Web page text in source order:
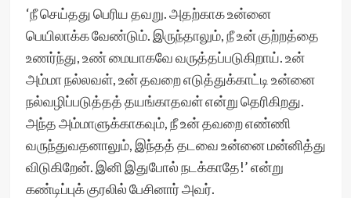
‘நீ செய்தது பெரிய தவறு. அதற்காக உன்னை
பெயிலாக்க வேண்டும். இருந்தாலும், நீ உன் குற்றத்தை
உணர்ந்து, உண் மையாகவே வருத்தப்படுகிறாய். உன்
அம்மா நல்லவள், உன் தவறை எடுத்துக்காட்டி உன்னை
நல்வழிப்படுத்தத் தயங்காதவள் என்று தெரிகிறது.
அந்த அம்மாளுக்காகவும், நீ உன் தவறை எண்ணி
வருந்துவதனாலும், இந்தத் தடவை உன்னை மன்னித்து
விடுகிறேன். இனி இதுபோல் நடக்காதே!’ என்று
கண்டிப்புக் குரலில் பேசினார் அவர்.